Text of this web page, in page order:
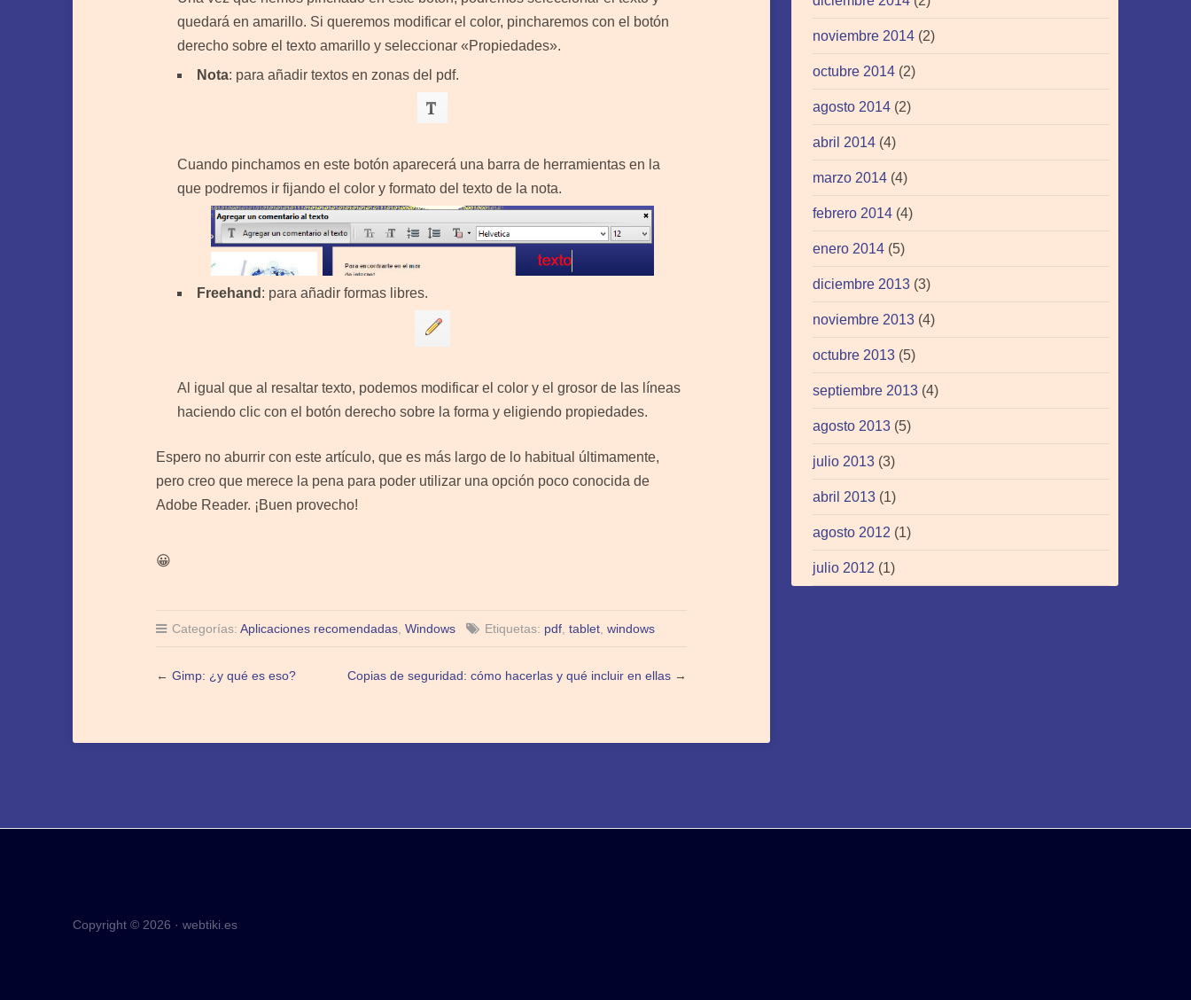
quedará en amarillo. Si queremos modificar el color, pincharemos con el botón
derecho sobre el texto amarillo y seleccionar «Propiedades».
Nota: para añadir textos en zonas del pdf.
Cuando pinchamos en este botón aparecerá una barra de herramientas en la
que podremos ir fijando el color y formato del texto de la nota.
Freehand : para añadir formas libres.
Al igual que al resaltar texto, podemos modificar el color y el grosor de las líneas
haciendo clic con el botón derecho sobre la forma y eligiendo propiedades.
Espero no aburrir con este artículo, que es más largo de lo habitual últimamente,
pero creo que merece la pena para poder utilizar una opción poco conocida de
Adobe Reader. ¡Buen provecho!
😀
Categorías:Aplicaciones recomendadas ,Windows Etiquetas: pdf ,tablet ,windows
←Gimp: ¿y qué es eso? Copias de seguridad: cómo hacerlas y qué incluir en ellas→
noviembre 2014 (2)
octubre 2014 (2)
agosto 2014 (2)
abril 2014 (4)
marzo 2014 (4)
febrero 2014 (4)
enero 2014 (5)
diciembre 2013 (3)
noviembre 2013 (4)
octubre 2013 (5)
septiembre 2013 (4)
agosto 2013 (5)
julio 2013 (3)
abril 2013 (1)
agosto 2012 (1)
julio 2012 (1)
Copyright © 2026 · webtiki.es